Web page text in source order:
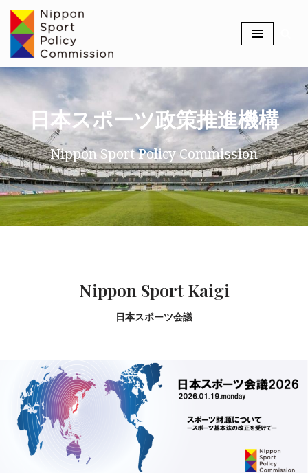
コ
ン
テ
ン
ス
キ
ッ
プ
日本スポーツ政策推進機構
Nippon Sport Policy Commission
Nippon Sport Kaigi
日本スポーツ会議